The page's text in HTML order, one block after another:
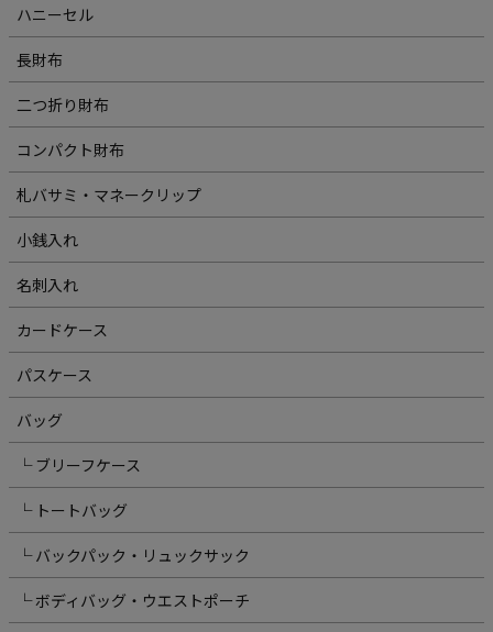
ハニーセル
長財布
二つ折り財布
コンパクト財布
札バサミ・マネークリップ
小銭入れ
名刺入れ
カードケース
パスケース
バッグ
└ ブリーフケース
└ トートバッグ
└ バックパック・リュックサック
└ ボディバッグ・ウエストポーチ